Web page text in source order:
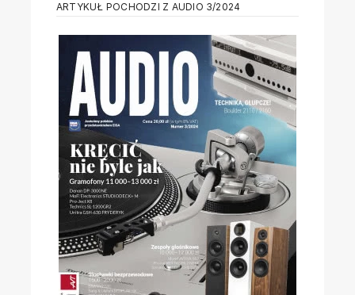
ARTYKUŁ POCHODZI Z AUDIO 3/2024